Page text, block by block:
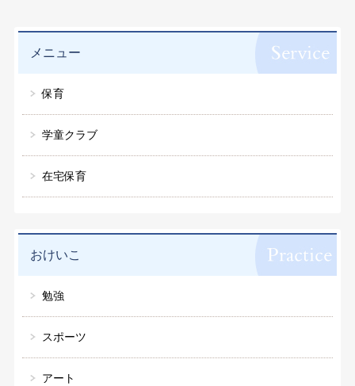
メニュー
保育
学童クラブ
在宅保育
おけいこ
勉強
スポーツ
アート